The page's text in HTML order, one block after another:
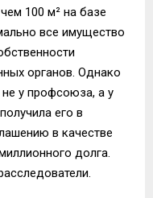
100 м² на базе
все имущество
органов. Однако
у профсоюза, а у
его в
в качестве
долга.